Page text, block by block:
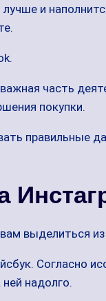
и
часть
покупки.
правильные
выделиться
Согласно
надолго.